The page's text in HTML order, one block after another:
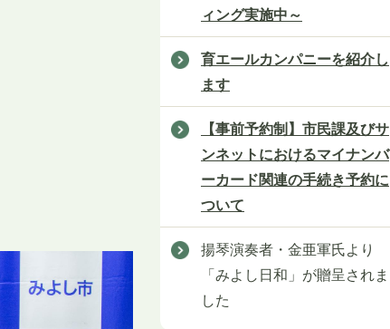
ィング実施中～
育エールカンパニーを紹介し
ます
【事前予約制】市民課及びサ
ンネットにおけるマイナンバ
ーカード関連の手続き予約に
ついて
揚琴演奏者・金亜軍氏より
「みよし日和」が贈呈されま
した